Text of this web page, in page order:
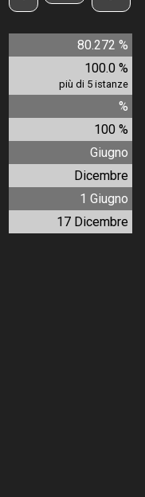
80.272 %
100.0 %
più di 5 istanze
%
100 %
Giugno
Dicembre
1 Giugno
17 Dicembre